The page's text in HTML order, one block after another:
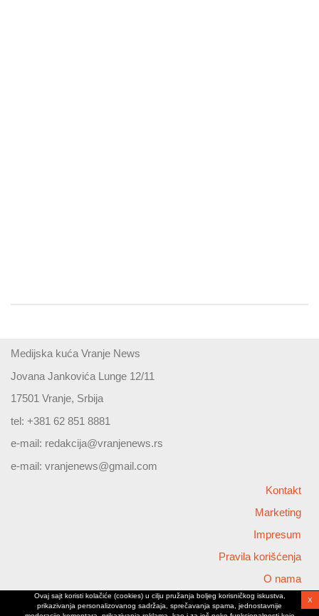
Medijska kuća Vranje News
Jovana Jankovića Lunge 12/11
17501 Vranje, Srbija
tel: +381 62 851 8881
e-mail: redakcija@vranjenews.rs
e-mail: vranjenews@gmail.com
Kontakt
Marketing
Impresum
Pravila korišćenja
O nama
Copyright © 2026 Vranjenews
Ovaj sajt koristi kolačiće (cookies) u cilju pružanja boljeg korisničkog iskustva,
prikazivanja personalizovanog sadržaja, sprečavanja spama, jednostavnije
X